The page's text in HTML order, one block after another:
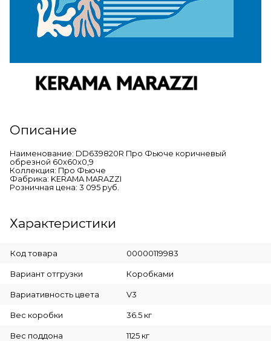
Описание
Наименование: DD639820R Про Фьюче коричневый
обрезной 60x60x0,9
Коллекция: Про Фьюче
Фабрика: KERAMA MARAZZI
Розничная цена: 3 095 руб.
Характеристики
Код товара 00000119983
Вариант отгрузки Коробками
Вариативность цвета V3
Вес коробки 36.5 кг
Вес поддона 1125 кг